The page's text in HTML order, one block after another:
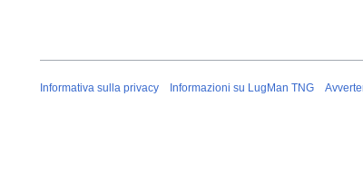
Informativa sulla privacy Informazioni su LugMan TNG